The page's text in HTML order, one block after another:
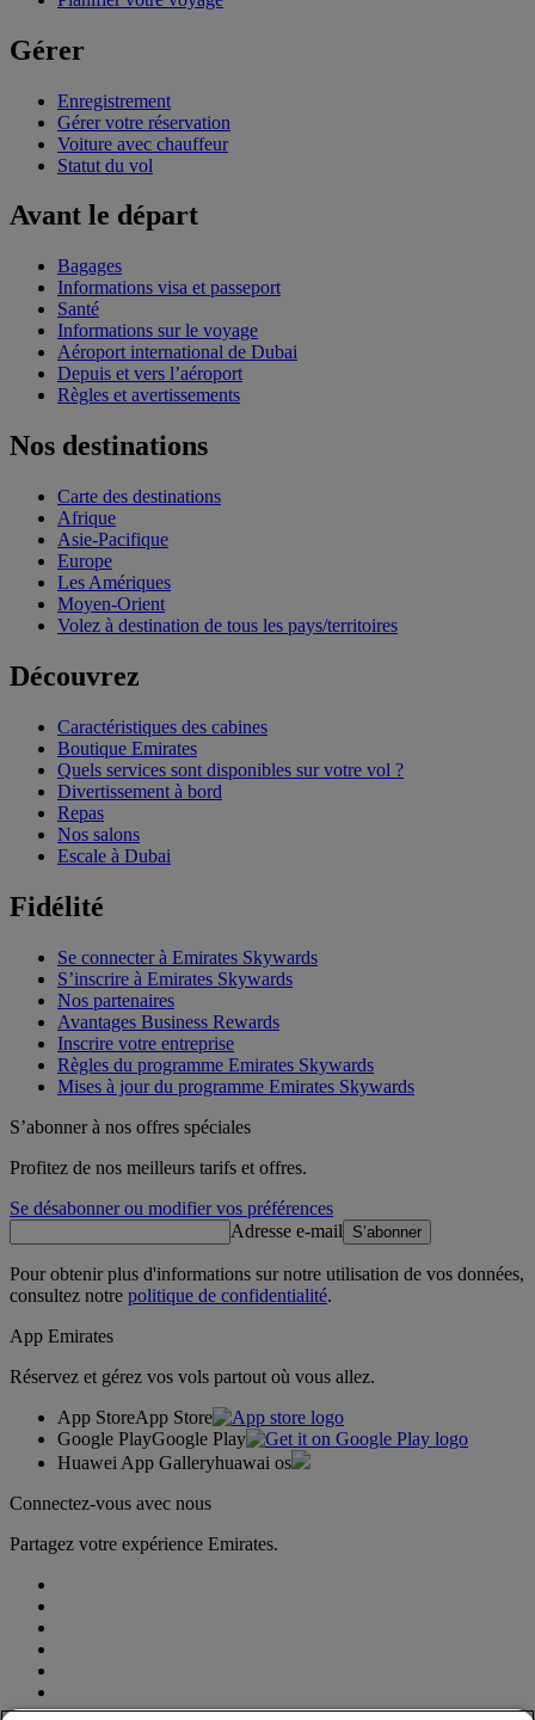
Gérer
Enregistrement
Gérer votre réservation
Voiture avec chauffeur
Statut du vol
Avant le départ
Bagages
Informations visa et passeport
Santé
Informations sur le voyage
Aéroport international de Dubai
Depuis et vers l’aéroport
Règles et avertissements
Nos destinations
Carte des destinations
Afrique
Asie-Pacifique
Europe
Les Amériques
Moyen-Orient
Volez à destination de tous les pays/territoires
Découvrez
Caractéristiques des cabines
Boutique Emirates
Quels services sont disponibles sur votre vol ?
Divertissement à bord
Repas
Nos salons
Escale à Dubai
Fidélité
Se connecter à Emirates Skywards
S’inscrire à Emirates Skywards
Nos partenaires
Avantages Business Rewards
Inscrire votre entreprise
Règles du programme Emirates Skywards
Mises à jour du programme Emirates Skywards
S’abonner à nos offres spéciales
Profitez de nos meilleurs tarifs et offres.
Se désabonner ou modifier vos préférences
Adresse e-mail
S’abonner
Pour obtenir plus d'informations sur notre utilisation de vos données,
consultez notre politique de confidentialité.
App Emirates
Réservez et gérez vos vols partout où vous allez.
App StoreApp Store
Google PlayGoogle Play
Huawei App Galleryhuawai os
Connectez-vous avec nous
Partagez votre expérience Emirates.